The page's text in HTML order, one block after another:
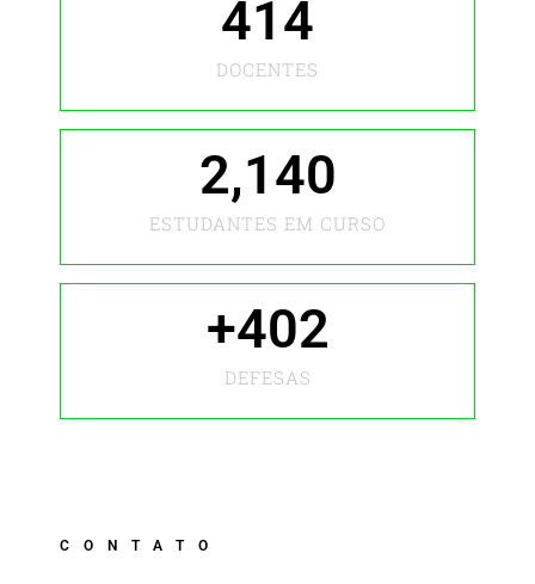
DOCENTES
414
ESTUDANTES EM CURSO
2,140
DEFESAS
+402
CONTATO